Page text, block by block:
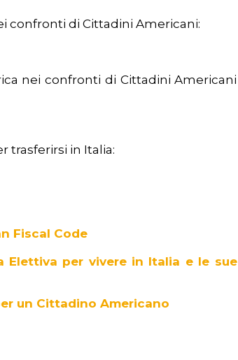
confronti di Cittadini Americani:
nei confronti di Cittadini Americani
trasferirsi in Italia:
Fiscal Code
Elettiva per vivere in Italia e le sue
un Cittadino Americano